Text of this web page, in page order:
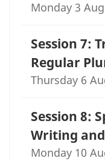
Monday 3
Session 7:
Regular
Thursday 6
Session 8:
Writing
Monday 10